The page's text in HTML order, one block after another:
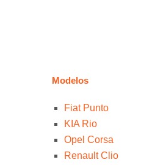
Modelos
Fiat Punto
KIA Rio
Opel Corsa
Renault Clio